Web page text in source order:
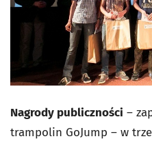
Nagrody publiczności –
trampolin GoJump – w